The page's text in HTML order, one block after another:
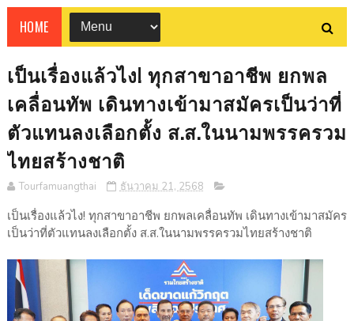
HOME
เป็นเรื่องแล้วไง! ทุกสาขาอาชีพ ยกพล
เคลื่อนทัพ เดินทางเข้ามาสมัครเป็นว่าที่
ตัวแทนลงเลือกตั้ง ส.ส.ในนามพรรครวม
ไทยสร้างชาติ
Tourfamuangthai ธันวาคม 21, 2568
เป็นเรื่องแล้วไง! ทุกสาขาอาชีพ ยกพลเคลื่อนทัพ เดินทางเข้ามาสมัคร
เป็นว่าที่ตัวแทนลงเลือกตั้ง ส.ส.ในนามพรรครวมไทยสร้างชาติ